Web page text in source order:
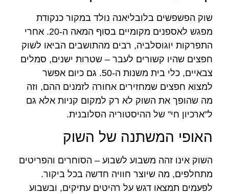
שוק הפשפשים בלובליאנה נולד במקור כנקודת
מפגש לאספנים מקומיים בסוף המאה ה-20. אחרי
התפרקות יוגוסלביה, רבים מהתושבים הביאו לשוק
חפצים שהיו קשורים לעבר – שטרות ישנים, סמלים
צבאיים, כלי בית משנות ה-50. גם כיום אפשר
למצוא חפצים שמחזירים אחורה לזמנים ההם, וזה
מה שהופך את השוק לא רק למקום קניות אלא גם
ל"ארכיון חי" של ההיסטוריה הסלובנית.
האופי המשתנה של השוק
השוק אינו זהה משבוע לשבוע – הסוחרים והפריטים
מתחלפים, מה שיוצר חוויה חדשה בכל ביקור.
לפעמים תמצאו דגש על רהיטים עתיקים, ובשבוע